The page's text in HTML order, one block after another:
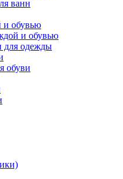
ванн
и обувью
и обувью
для одежды
обуви